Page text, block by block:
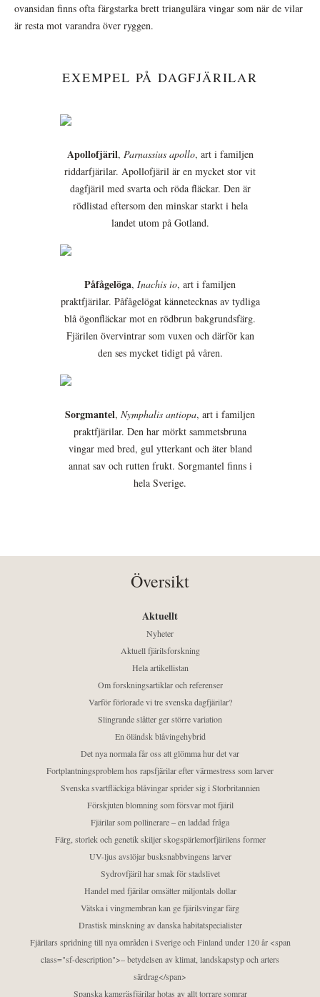
ovansidan finns ofta färgstarka brett triangulära vingar som när de vilar
är resta mot varandra över ryggen.
EXEMPEL PÅ DAGFJÄRILAR
Apollofjäril, Parnassius apollo, art i familjen
riddarfjärilar. Apollofjäril är en mycket stor vit
dagfjäril med svarta och röda fläckar. Den är
rödlistad eftersom den minskar starkt i hela
landet utom på Gotland.
Påfågelöga, Inachis io, art i familjen
praktfjärilar. Påfågelögat kännetecknas av tydliga
blå ögonfläckar mot en rödbrun bakgrundsfärg.
Fjärilen övervintrar som vuxen och därför kan
den ses mycket tidigt på våren.
Sorgmantel, Nymphalis antiopa, art i familjen
praktfjärilar. Den har mörkt sammetsbruna
vingar med bred, gul ytterkant och äter bland
annat sav och rutten frukt. Sorgmantel finns i
hela Sverige.
Översikt
Aktuellt
Nyheter
Aktuell fjärilsforskning
Hela artikellistan
Om forskningsartiklar och referenser
Varför förlorade vi tre svenska dagfjärilar?
Slingrande slåtter ger större variation
En öländsk blåvingehybrid
Det nya normala får oss att glömma hur det var
Fortplantningsproblem hos rapsfjärilar efter värmestress som larver
Svenska svartfläckiga blåvingar sprider sig i Storbritannien
Förskjuten blomning som försvar mot fjäril
Fjärilar som pollinerare – en laddad fråga
Färg, storlek och genetik skiljer skogspärlemorfjärilens former
UV-ljus avslöjar busksnabbvingens larver
Sydrovfjäril har smak för stadslivet
Handel med fjärilar omsätter miljontals dollar
Vätska i vingmembran kan ge fjärilsvingar färg
Drastisk minskning av danska habitatspecialister
Fjärilars spridning till nya områden i Sverige och Finland under 120 år <span
class="sf-description">– betydelsen av klimat, landskapstyp och arters
särdrag</span>
Spanska kamgräsfjärilar hotas av allt torrare somrar